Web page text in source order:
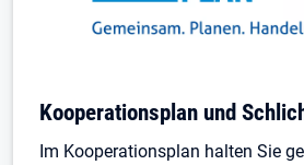
Kooperationsplan und
Im Kooperationsplan halten Sie